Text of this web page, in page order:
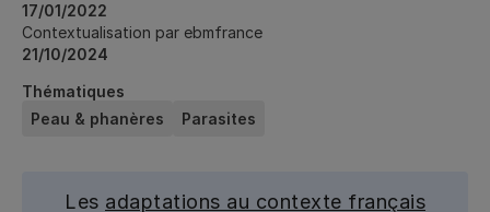
17/01/2022
Contextualisation par ebmfrance
21/10/2024
Thématiques
Peau & phanères
Parasites
Les adaptations au contexte français